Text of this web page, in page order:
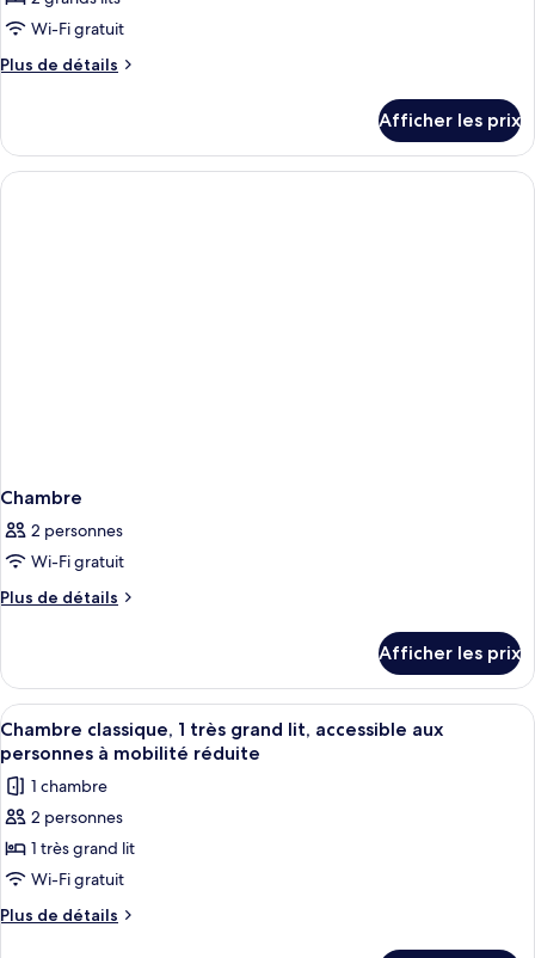
type
chambre :
2
grands
Wi-Fi gratuit
Plus de détails
Plus
Chambre
Premier,
2
Afficher les prix
Chambre
2 personnes
Wi-Fi gratuit
Plus de détails
Plus
Chambre
Afficher les prix
Afficher
toutes
les
photos
pour
ce
type
de
Une chambre d’hôtel avec un
4
Chambre classique, 1 très grand lit, accessible aux
personnes à mobilité réduite
1 chambre
2 personnes
1 très grand lit
Wi-Fi gratuit
Plus de détails
Plus